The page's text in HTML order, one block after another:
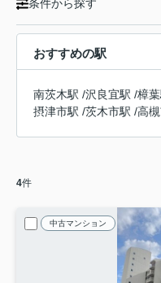
条件から探す
おすすめの駅
南茨木駅 /沢良宜駅 /樟
摂津市駅 /茨木市駅 /高
4件
中古マンション